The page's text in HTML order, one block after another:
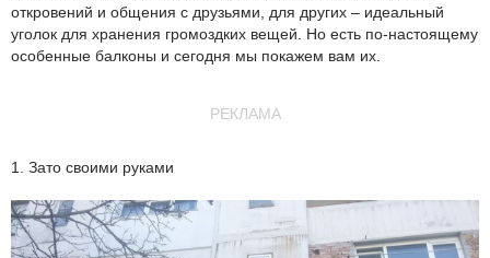
откровений и общения с друзьями, для других – идеальный
уголок для хранения громоздких вещей. Но есть по-настоящему
особенные балконы и сегодня мы покажем вам их.
РЕКЛАМА
1. Зато своими руками